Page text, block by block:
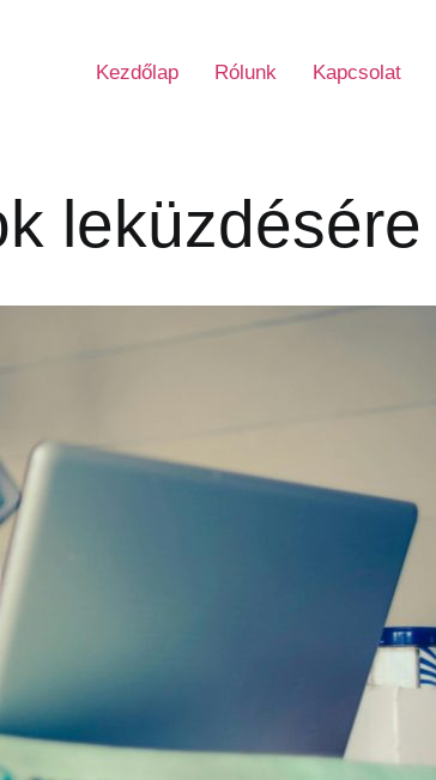
Kezdőlap Rólunk Kapcsolat
leküzdésére